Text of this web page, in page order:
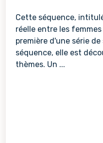
Cette séquence,
réelle entre les
première d'une série
séquence, elle est
thèmes. Un ...